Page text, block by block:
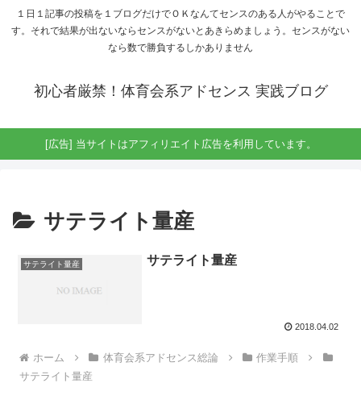
１日１記事の投稿を１ブログだけでＯＫなんてセンスのある人がやることで
す。それで結果が出ないならセンスがないとあきらめましょう。センスがない
なら数で勝負するしかありません
初心者厳禁！体育会系アドセンス 実践ブログ
[広告] 当サイトはアフィリエイト広告を利用しています。
サテライト量産
サテライト量産 サテライト量産
2018.04.02
ホーム 体育会系アドセンス総論
作業手順
サテライト量産